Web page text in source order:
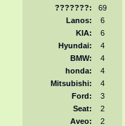
???????:
69
Lanos:
6
KIA:
6
Hyundai:
4
BMW:
4
honda:
4
Mitsubishi:
4
Ford:
3
Seat:
2
Aveo:
2